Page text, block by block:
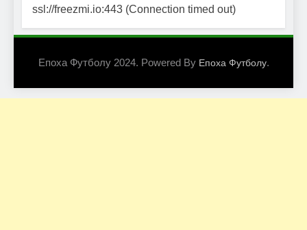
ssl://freezmi.io:443 (Connection timed out)
Епоха Футболу 2024. Powered By Епоха Футболу.